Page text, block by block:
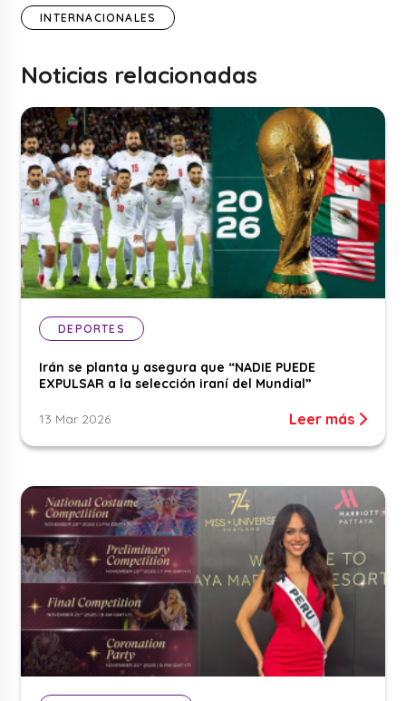
INTERNACIONALES
Noticias relacionadas
DEPORTES
Irán se planta y asegura que “NADIE PUEDE
EXPULSAR a la selección iraní del Mundial”
13 Mar 2026 Leer más